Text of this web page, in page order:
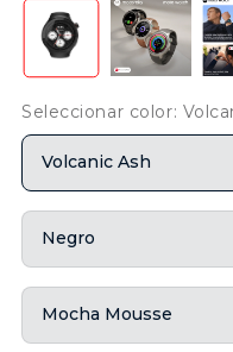
Seleccionar color:
Volcanic Ash
Negro
Mocha Mousse